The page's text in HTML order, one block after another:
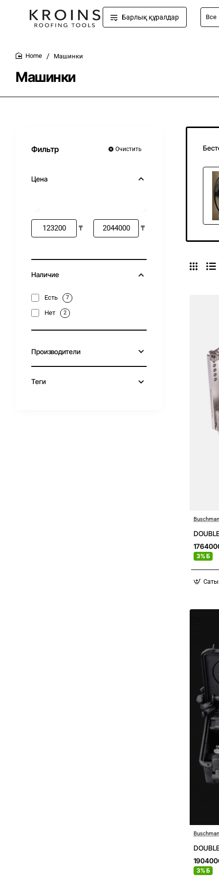
Барлық құралдар Все
Машинки
Машинки
Фильтр Очистить
Цена
₸ ₸
Наличие
Есть 7
Нет 2
Производители
Теги
3% Б
3% Б